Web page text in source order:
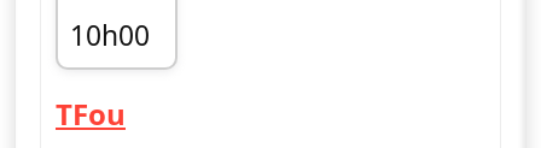
10h00
fin 10h55
TFou